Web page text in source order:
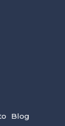
Blog